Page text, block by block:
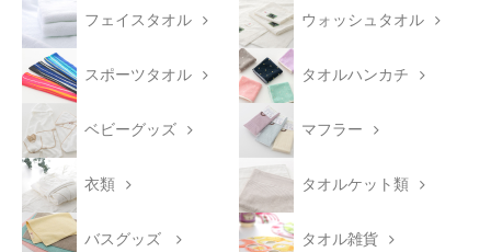
フェイスタオル ウォッシュタオル
スポーツタオル タオルハンカチ
ベビーグッズ マフラー
衣類 タオルケット類
バスグッズ タオル雑貨